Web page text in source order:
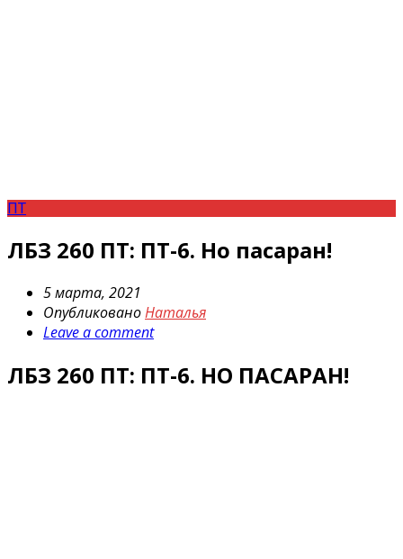
ПТ
ЛБЗ 260 ПТ: ПТ-6. Но пасаран!
5 марта, 2021
ОпубликованоНаталья
Leave a comment
ЛБЗ 260 ПТ: ПТ-6. НО ПАСАРАН!